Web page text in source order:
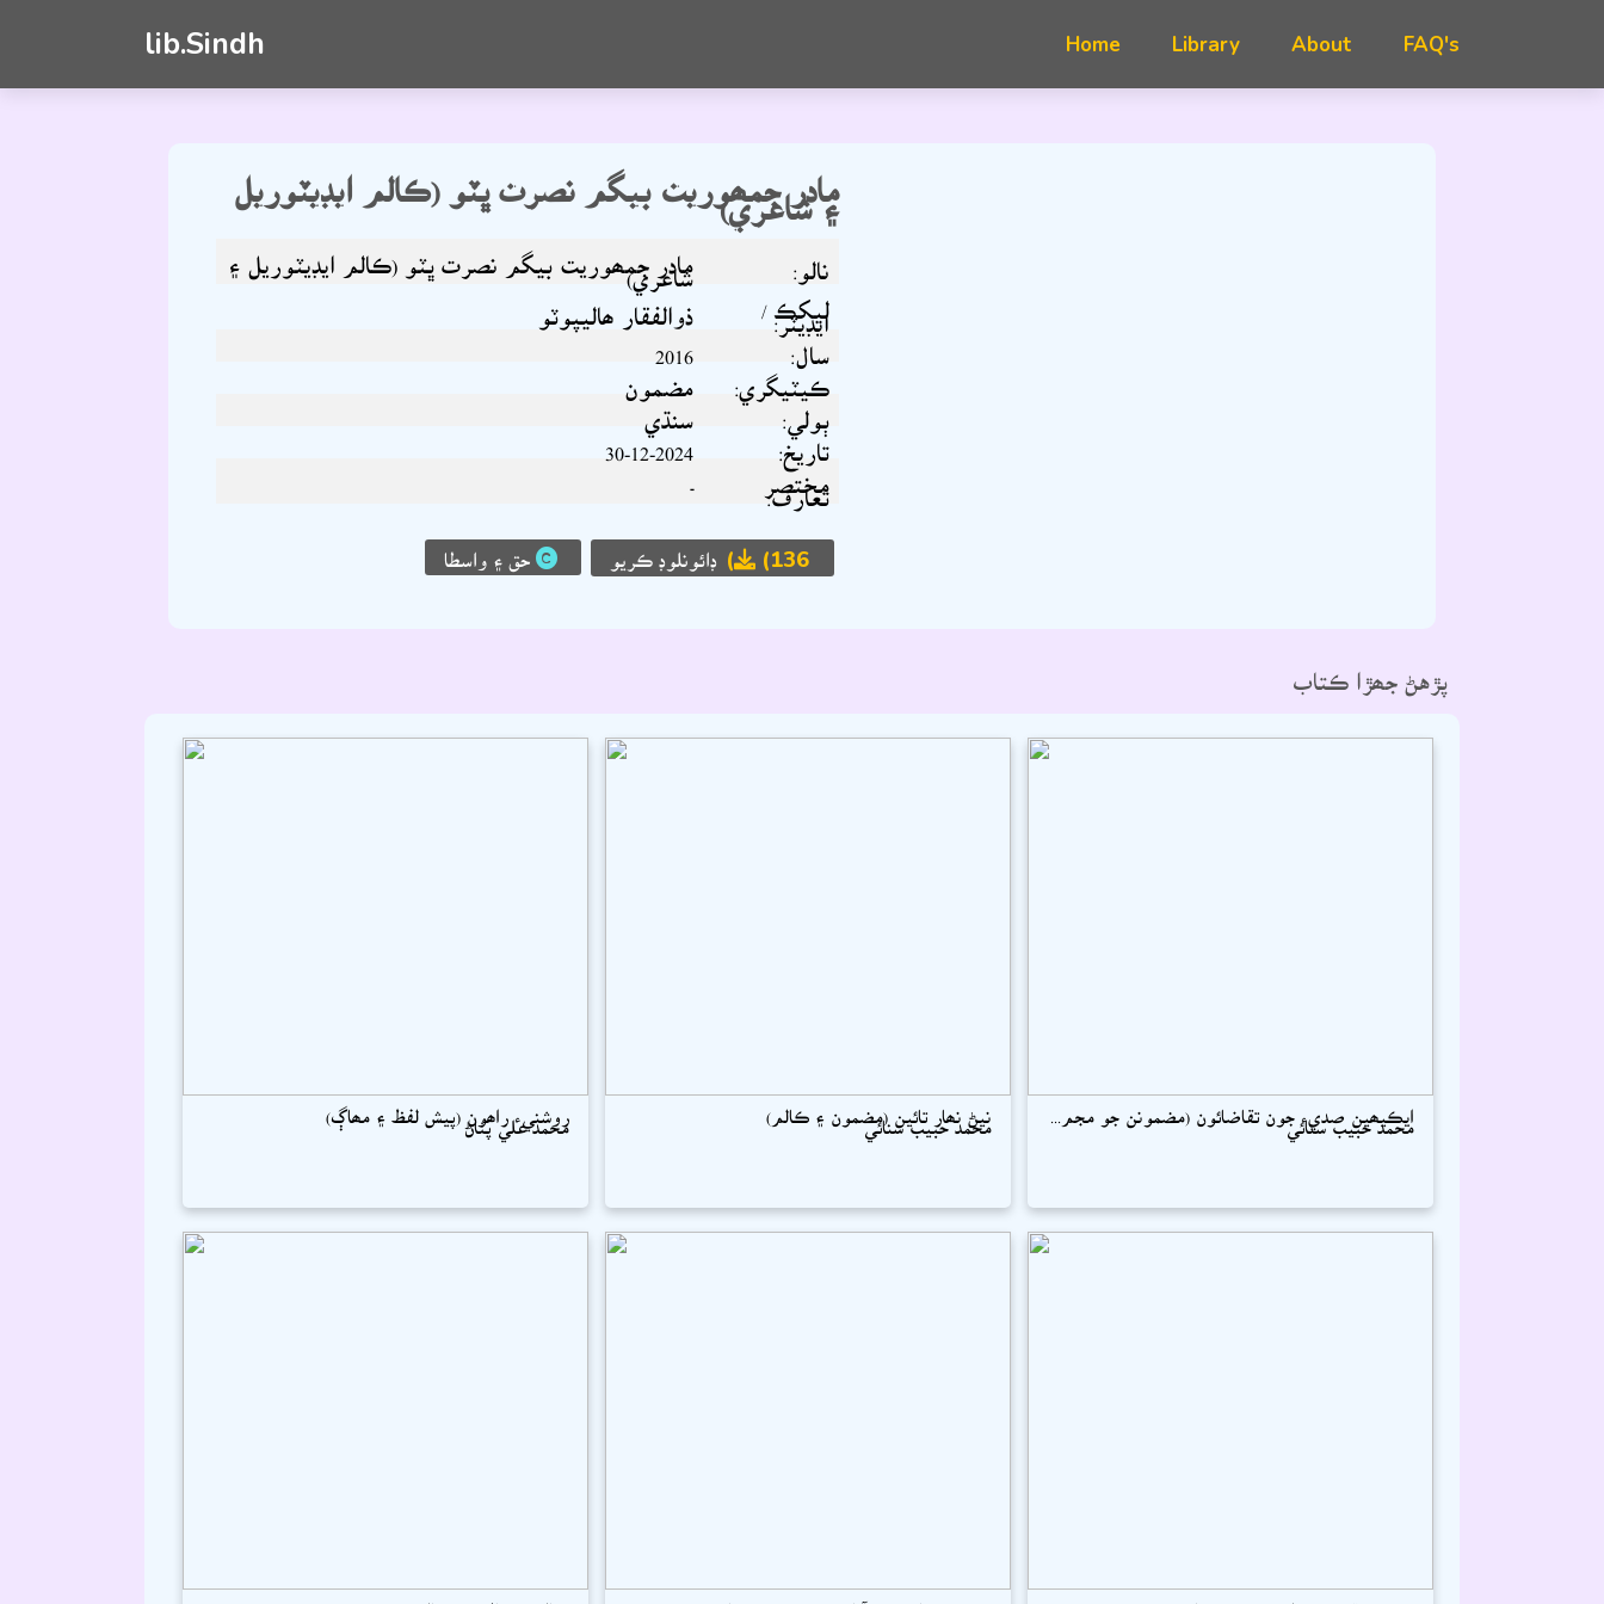
lib.Sindh FAQ's
مادر جمھوريت بيگم نصرت ڀٽو (ڪالم ايڊيٽوريل
۽ شاعري)
مادر جمھوريت بيگم نصرت ڀٽو (ڪالم ايڊيٽوريل ۽
شاعري)
نالو:
ذوالفقار ھاليپوٽو
ليکڪ /
ايڊيٽر:
سال:
ڪيٽيگري:
سنڌي ٻولي:
30-12-2024 تاريخ:
مختصر
تعارف:
(136) ڊائونلوڊ ڪريو حق ۽ واسطا
پڙهڻ جھڙا ڪتاب
ايڪيھين صديء جون تقاضائون (مضمونن جو مجم...
محمد حبيب سنائي
نيڻ نھار تائين (مضمون ۽ ڪالم)
محمد حبيب سنائي
روشنيء راھون (پيش لفظ ۽ مھاڳ)
محمد علي پٺاڻ